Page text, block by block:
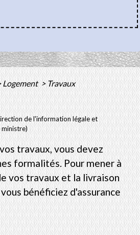
Logement>Travaux
de l'information légale et
travaux, vous devez
formalités. Pour mener à
vos travaux et la livraison
bénéficiez d'assurance